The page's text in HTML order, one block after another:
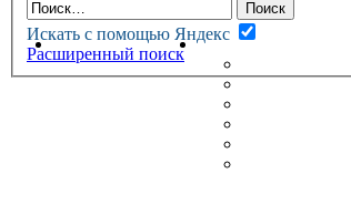
Искать с помощью Яндекс
Расширенный поиск
НОВАЯ ТЕОРИЯФОРУМ